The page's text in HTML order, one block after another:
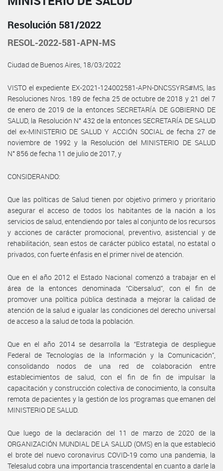
Resolución 581/2022
RESOL-2022-581-APN-MS
Ciudad de Buenos Aires, 18/03/2022
VISTO el expediente EX-2021-124002581-APN-DNCSSYRS#MS, las
Resoluciones Nros. 189 de fecha 25 de octubre de 2018 y 21 del 7
de enero de 2019 de la entonces SECRETARÍA DE GOBIERNO DE
SALUD, la Resolución N° 432 de la entonces SECRETARÍA DE SALUD
del ex-MINISTERIO DE SALUD Y ACCIÓN SOCIAL de fecha 27 de
noviembre de 1992 y la Resolución del MINISTERIO DE SALUD
N° 856 de fecha 11 de julio de 2017, y
CONSIDERANDO:
Que las políticas de Salud tienen por objetivo primero y prioritario
asegurar el acceso de todos los habitantes de la nación a los
servicios de salud, entendiendo por tales al conjunto de los recursos
y acciones de carácter promocional, preventivo, asistencial y de
rehabilitación, sean estos de carácter público estatal, no estatal o
privados, con fuerte énfasis en el primer nivel de atención.
Que en el año 2012 el Estado Nacional comenzó a trabajar en el
área de la entonces denominada “Cibersalud”, con el fin de
promover una política pública destinada a mejorar la calidad de
atención de la salud e igualar las condiciones del derecho universal
de acceso a la salud de toda la población.
Que en el año 2014 se desarrolla la “Estrategia de despliegue
Federal de Tecnologías de la Información y la Comunicación”,
consolidando nodos de una red de colaboración entre
establecimientos de salud, con el fin de fin de impulsar la
capacitación y construcción colectiva de conocimiento, la consulta
remota de pacientes y la gestión de los programas que emanen del
MINISTERIO DE SALUD.
Que luego de la declaración del 11 de marzo de 2020 de la
ORGANIZACIÓN MUNDIAL DE LA SALUD (OMS) en la que estableció
el brote del nuevo coronavirus COVID-19 como una pandemia, la
Telesalud cobra una importancia trascendental en cuanto a darle la